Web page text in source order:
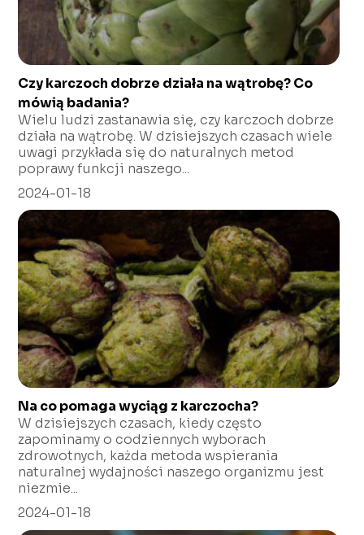
Czy karczoch dobrze działa na wątrobę? Co
mówią badania?
Wielu ludzi zastanawia się, czy karczoch dobrze
działa na wątrobę. W dzisiejszych czasach wiele
uwagi przykłada się do naturalnych metod
poprawy funkcji naszego...
2024-01-18
Na co pomaga wyciąg z karczocha?
W dzisiejszych czasach, kiedy często
zapominamy o codziennych wyborach
zdrowotnych, każda metoda wspierania
naturalnej wydajności naszego organizmu jest
niezmie...
2024-01-18